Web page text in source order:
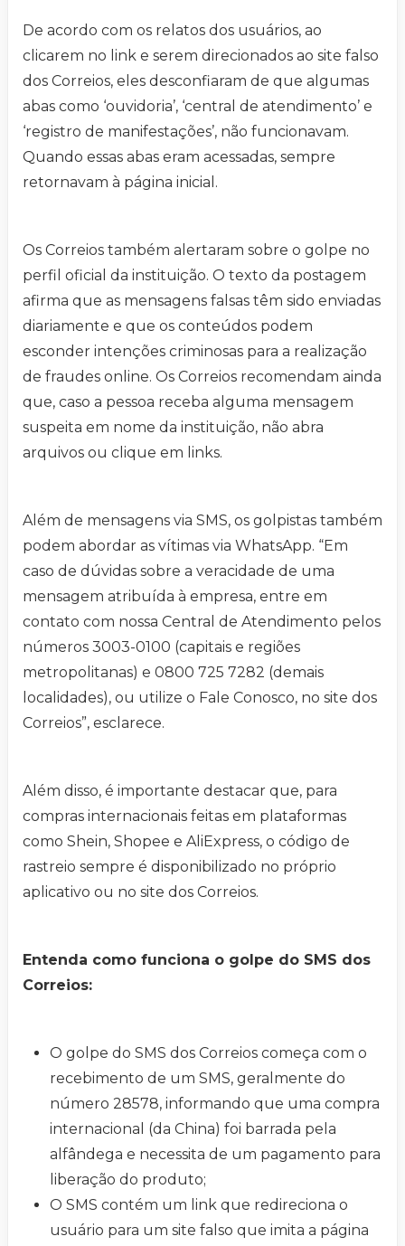
De acordo com os relatos dos usuários, ao
clicarem no link e serem direcionados ao site falso
dos Correios, eles desconfiaram de que algumas
abas como ‘ouvidoria’, ‘central de atendimento’ e
‘registro de manifestações’, não funcionavam.
Quando essas abas eram acessadas, sempre
retornavam à página inicial.
Os Correios também alertaram sobre o golpe no
perfil oficial da instituição. O texto da postagem
afirma que as mensagens falsas têm sido enviadas
diariamente e que os conteúdos podem
esconder intenções criminosas para a realização
de fraudes online.⁣ Os Correios recomendam ainda
que, caso a pessoa receba alguma mensagem
suspeita em nome da instituição, não abra
arquivos ou clique em links.
Além de mensagens via SMS, os golpistas também
podem abordar as vítimas via WhatsApp. “Em
caso de dúvidas sobre a veracidade de uma
mensagem atribuída à empresa, entre em
contato com nossa Central de Atendimento pelos
números 3003-0100 (capitais e regiões
metropolitanas) e 0800 725 7282 (demais
localidades), ou utilize o Fale Conosco, no site dos
Correios”, esclarece.
Além disso, é importante destacar que, para
compras internacionais feitas em plataformas
como Shein, Shopee e AliExpress, o código de
rastreio sempre é disponibilizado no próprio
aplicativo ou no site dos Correios.
Entenda como funciona o golpe do SMS dos
Correios:
O golpe do SMS dos Correios começa com o
recebimento de um SMS, geralmente do
número 28578, informando que uma compra
internacional (da China) foi barrada pela
alfândega e necessita de um pagamento para
liberação do produto;
O SMS contém um link que redireciona o
usuário para um site falso que imita a página